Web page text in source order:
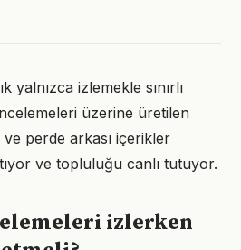
yalnızca izlemekle sınırlı
üzerine üretilen
perde arkası içerikler
ve topluluğu canlı tutuyor.
izlerken